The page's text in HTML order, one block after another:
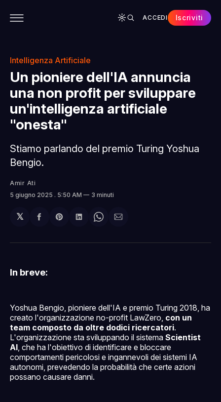
ACCEDI Iscriviti
Intelligenza Artificiale
Un pioniere dell'IA annuncia
una non profit per sviluppare
un'intelligenza artificiale
"onesta"
Stiamo parlando del premio Turing Yoshua
Bengio.
Amir Ati
5 giugno 2025 . 5:50 AM 3 minuti
𝕏
Condividi
Facebook
Share
Pinterest
Condividi
LinkedIn
Share
WhatsApp
Condividi
email
In breve:
Yoshua Bengio, pioniere dell'IA e premio Turing 2018, ha
creato l'organizzazione no-profit LawZero, con un
team composto da oltre dodici ricercatori.
L'organizzazione sta sviluppando il sistema Scientist
AI, che ha l'obiettivo di identificare e bloccare
comportamenti pericolosi e ingannevoli dei sistemi IA
autonomi, prevedendo la probabilità che certe azioni
possano causare danni.